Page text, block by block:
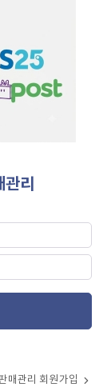
리
매관리 회원가입